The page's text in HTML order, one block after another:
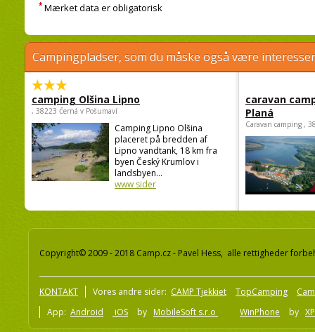
* Mærket data er obligatorisk
Campingpladser, som du måske også være
camping Olšina Lipno
, 38223 Černá v Pošumaví
Camping Lipno Olšina
placeret på bredden af
Lipno vandtank, 18 km fra
byen Český Krumlov i
landsbyen...
www sider
caravan
Planá
Caravan camping ,
Copyright© 2009 - 2018 Camp.cz - Pavel Hess, alle rettigheder
KONTAKT Vores andre sider: CAMP Tjekkiet TopCamping
App: Android iOS by MobileSoft s.r.o WinPhone by